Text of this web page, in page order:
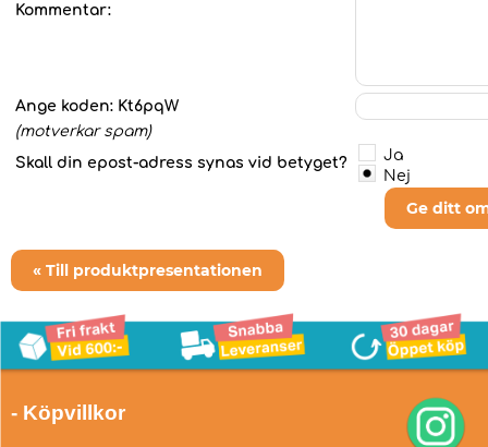
Kommentar:
Ange koden: Kt6pqW
(motverkar spam)
Skall din epost-adress synas vid betyget?
Ja
Nej
Ge ditt
« Till produktpresentationen
- Köpvillkor